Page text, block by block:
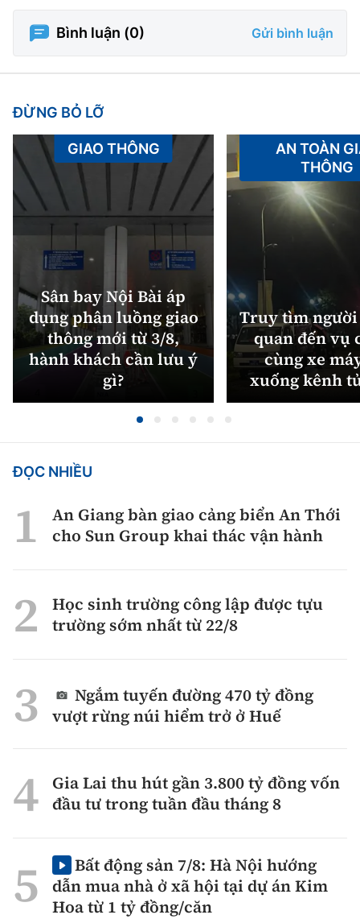
Bình luận (0) Gửi bình luận
ĐỪNG BỎ LỠ
Sân bay Nội Bài áp
dụng phân luồng giao
thông mới từ 3/8,
hành khách cần lưu ý
gì?
GIAO THÔNG
Truy tìm
quan đến vụ
cùng xe
xuống kênh
AN TOÀN
THÔNG
ĐỌC NHIỀU
An Giang bàn giao cảng biển An Thới
cho Sun Group khai thác vận hành
Học sinh trường công lập được tựu
trường sớm nhất từ 22/8
Ngắm tuyến đường 470 tỷ đồng
vượt rừng núi hiểm trở ở Huế
Gia Lai thu hút gần 3.800 tỷ đồng vốn
đầu tư trong tuần đầu tháng 8
Bất động sản 7/8: Hà Nội hướng
dẫn mua nhà ở xã hội tại dự án Kim
Hoa từ 1 tỷ đồng/căn